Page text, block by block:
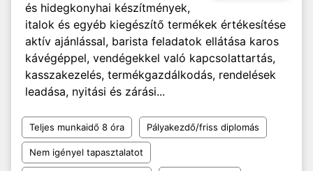
és hidegkonyhai készítmények,
italok és egyéb kiegészítő termékek értékesítése
aktív ajánlással, barista feladatok ellátása karos
kávégéppel, vendégekkel való kapcsolattartás,
kasszakezelés, termékgazdálkodás, rendelések
leadása, nyitási és zárási...
Teljes munkaidő 8 óra Pályakezdő/friss diplomás
Nem igényel tapasztalatot